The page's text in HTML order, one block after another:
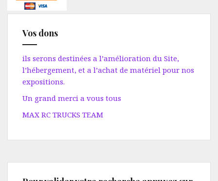
Vos dons
ils serons destinées a l’amélioration du Site,
l’hébergement, et a l’achat de matériel pour nos
expositions.
Un grand merci a vous tous
MAX RC TRUCKS TEAM